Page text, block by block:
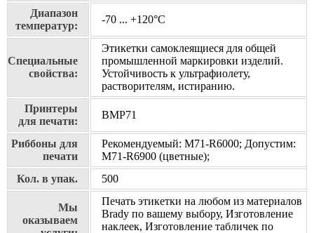
Диапазон
температур:
-70 ... +120°С
Специальные
свойства:
Этикетки самоклеящиеся для общей
промышленной маркировки изделий.
Устойчивость к ультрафиолету,
растворителям, истиранию.
Принтеры
для печати:
BMP71
Риббоны для
печати
Рекомендуемый: M71-R6000; Допустим:
M71-R6900 (цветные);
Кол. в упак.
500
Мы
оказываем
Печать этикетки на любом из материалов
Brady по вашему выбору, Изготовление
наклеек, Изготовление табличек по